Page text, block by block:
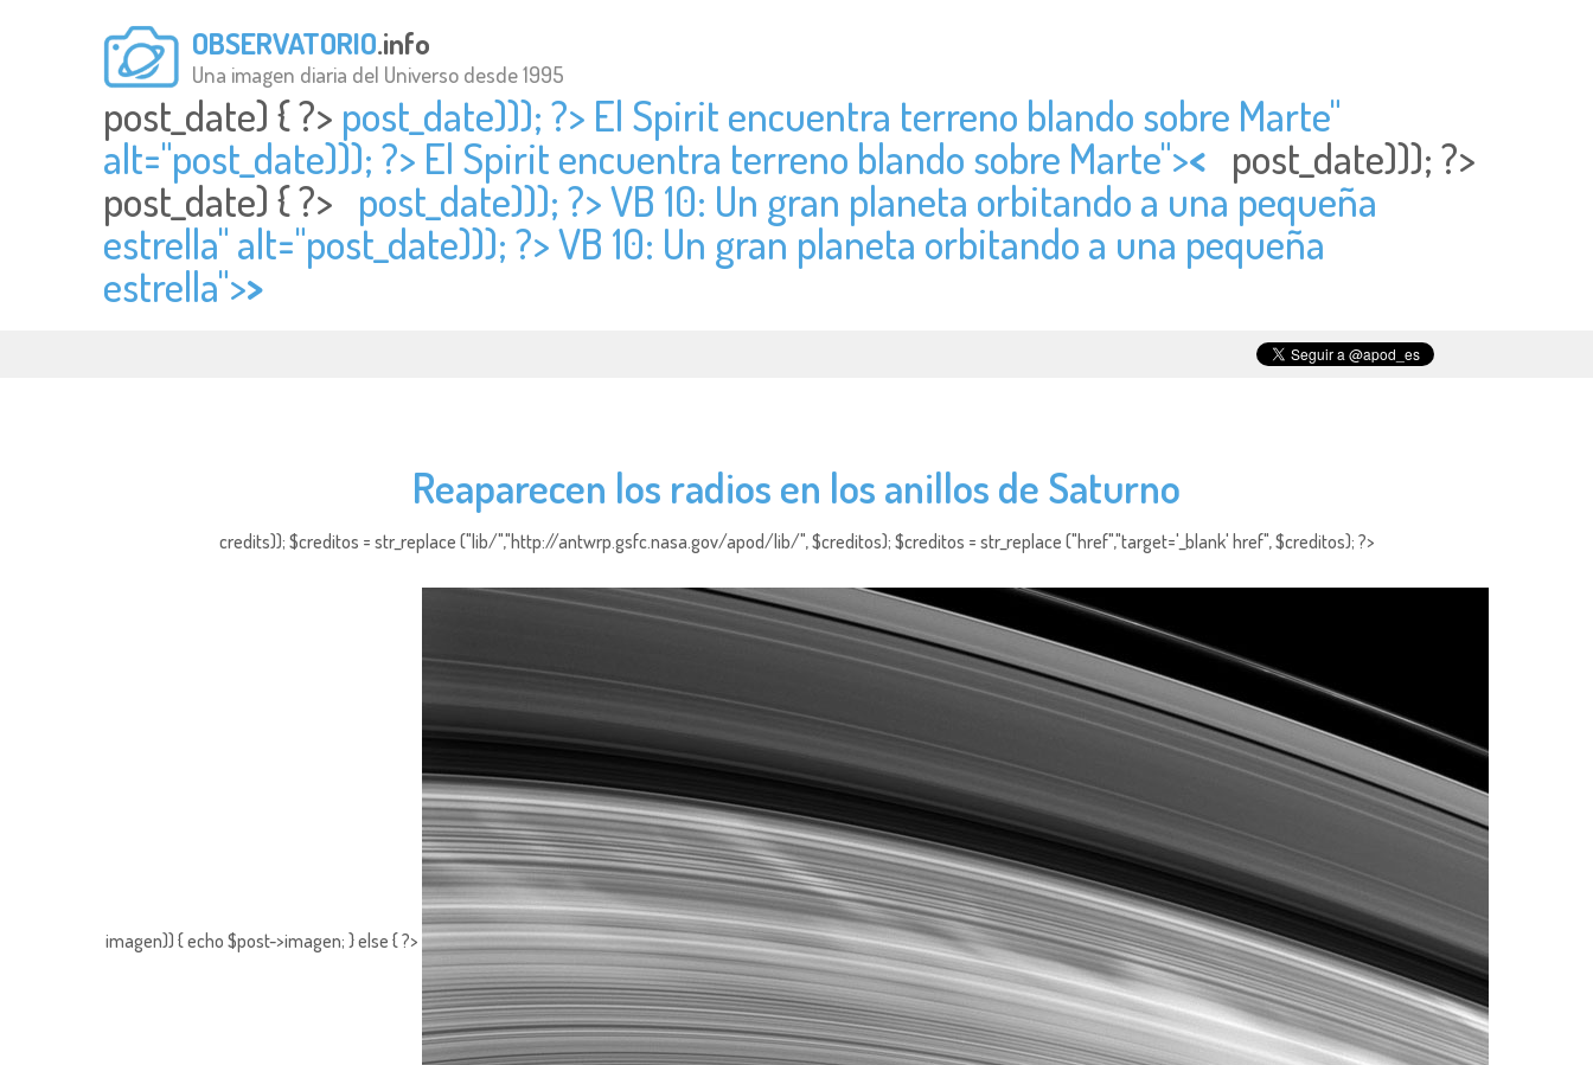
OBSERVATORIO.info
Una imagen diaria del Universo desde 1995
post_date) { ?> post_date))); ?> El Spirit encuentra terreno blando sobre Marte"
alt="post_date))); ?> El Spirit encuentra terreno blando sobre Marte">< post_date))); ?>
post_date) { ?> post_date))); ?> VB 10: Un gran planeta orbitando a una pequeña
estrella" alt="post_date))); ?> VB 10: Un gran planeta orbitando a una pequeña
estrella">>
Reaparecen los radios en los anillos de Saturno
credits)); $creditos = str_replace ("lib/","http://antwrp.gsfc.nasa.gov/apod/lib/", $creditos); $creditos = str_replace ("href","target='_blank' href", $creditos); ?>
imagen)) { echo $post->imagen; } else { ?>